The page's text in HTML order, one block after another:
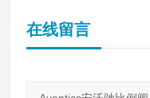
在线留言